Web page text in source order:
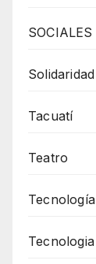
SOCIALES
Solidaridad
Tacuatí
Teatro
Tecnología
Tecnologia